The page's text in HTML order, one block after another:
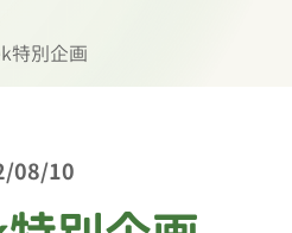
特別企画
08/10